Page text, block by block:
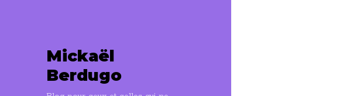
Mickaël
Berdugo